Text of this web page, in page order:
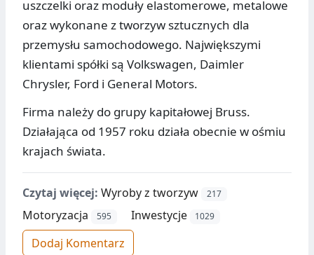
uszczelki oraz moduły elastomerowe, metalowe
oraz wykonane z tworzyw sztucznych dla
przemysłu samochodowego. Największymi
klientami spółki są Volkswagen, Daimler
Chrysler, Ford i General Motors.
Firma należy do grupy kapitałowej Bruss.
Działająca od 1957 roku działa obecnie w ośmiu
krajach świata.
Czytaj więcej: Wyroby z tworzyw 217
Motoryzacja 595 Inwestycje 1029
Dodaj Komentarz